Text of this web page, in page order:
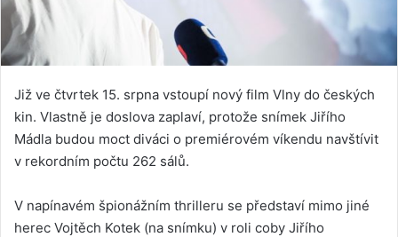
Již ve čtvrtek 15. srpna vstoupí nový film Vlny do českých
kin. Vlastně je doslova zaplaví, protože snímek Jiřího
Mádla budou moct diváci o premiérovém víkendu navštívit
v rekordním počtu 262 sálů.
V napínavém špionážním thrilleru se představí mimo jiné
herec Vojtěch Kotek (na snímku) v roli coby Jiřího